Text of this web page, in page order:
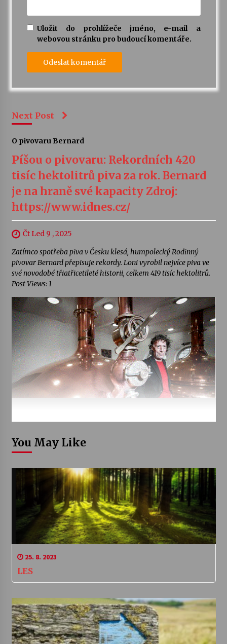
Uložit do prohlížeče jméno, e-mail a
webovou stránku pro budoucí komentáře.
Next Post
O pivovaru Bernard
Píšou o pivovaru: Rekordních 420
tisíc hektolitrů piva za rok. Bernard
je na hraně své kapacity Zdroj:
https://www.idnes.cz/
Čt Led 9 , 2025
Zatímco spotřeba piva v Česku klesá, humpolecký Rodinný
pivovar Bernard přepisuje rekordy. Loni vyrobil nejvíce piva ve
své novodobé třiatřicetileté historii, celkem 419 tisíc hektolitrů.
Post Views: 1
You May Like
25. 8. 2023
LES